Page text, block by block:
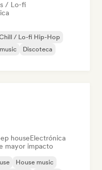
/ Lo-fi
/ Lo-fi Hip-Hop
Discoteca
houseElectrónica
mayor impacto
House music